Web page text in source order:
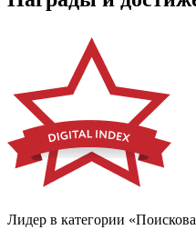
Лидер в категории